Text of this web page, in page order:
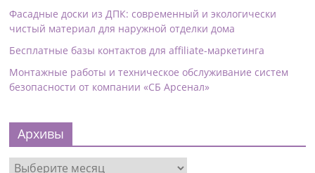
Фасадные доски из ДПК: современный и экологически
чистый материал для наружной отделки дома
Бесплатные базы контактов для affiliate-маркетинга
Монтажные работы и техническое обслуживание систем
безопасности от компании «СБ Арсенал»
Архивы